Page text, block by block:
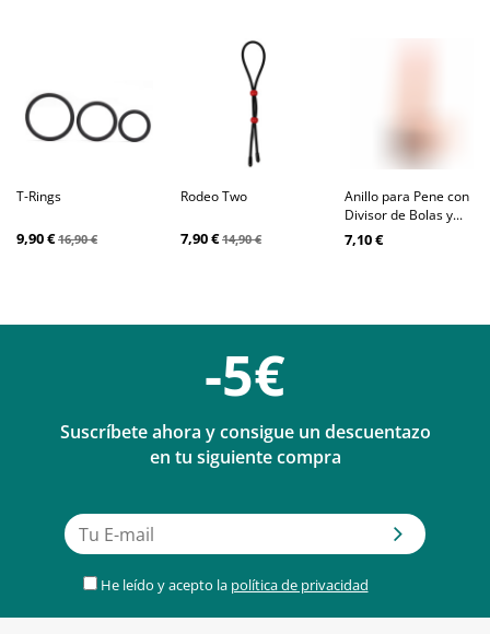
T-Rings
9,90 €16,90 €
Rodeo Two
7,90 €14,90 €
Anillo para Pene con
Divisor de Bolas y...
7,10 €
-5€
Suscríbete ahora y consigue un descuentazo
en tu siguiente compra
He leído y acepto la política de privacidad